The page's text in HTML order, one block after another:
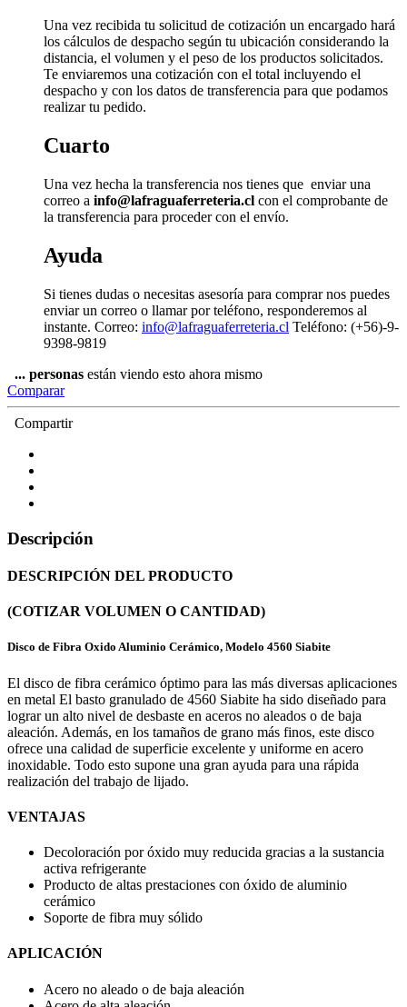
Una vez recibida tu solicitud de cotización un encargado hará
los cálculos de despacho según tu ubicación considerando la
distancia, el volumen y el peso de los productos solicitados.
Te enviaremos una cotización con el total incluyendo el
despacho y con los datos de transferencia para que podamos
realizar tu pedido.
Cuarto
Una vez hecha la transferencia nos tienes que enviar una
correo a info@lafraguaferreteria.cl con el comprobante de
la transferencia para proceder con el envío.
Ayuda
Si tienes dudas o necesitas asesoría para comprar nos puedes
enviar un correo o llamar por teléfono, responderemos al
instante. Correo: info@lafraguaferreteria.cl Teléfono: (+56)-9-
9398-9819
... personas están viendo esto ahora mismo
Comparar
Compartir
Descripción
DESCRIPCIÓN DEL PRODUCTO
(COTIZAR VOLUMEN O CANTIDAD)
Disco de Fibra Oxido Aluminio Cerámico, Modelo 4560 Siabite
El disco de fibra cerámico óptimo para las más diversas aplicaciones
en metal El basto granulado de 4560 Siabite ha sido diseñado para
lograr un alto nivel de desbaste en aceros no aleados o de baja
aleación. Además, en los tamaños de grano más finos, este disco
ofrece una calidad de superficie excelente y uniforme en acero
inoxidable. Todo esto supone una gran ayuda para una rápida
realización del trabajo de lijado.
VENTAJAS
Decoloración por óxido muy reducida gracias a la sustancia
activa refrigerante
Producto de altas prestaciones con óxido de aluminio
cerámico
Soporte de fibra muy sólido
APLICACIÓN
Acero no aleado o de baja aleación